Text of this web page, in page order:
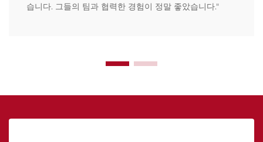
습니다. 그들의 팀과 협력한 경험이 정말 좋았습니다."